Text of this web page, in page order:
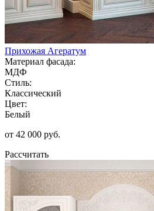
Прихожая Агератум
Материал фасада:
МДФ
Стиль:
Классический
Цвет:
Белый
от 42 000 руб.
Рассчитать